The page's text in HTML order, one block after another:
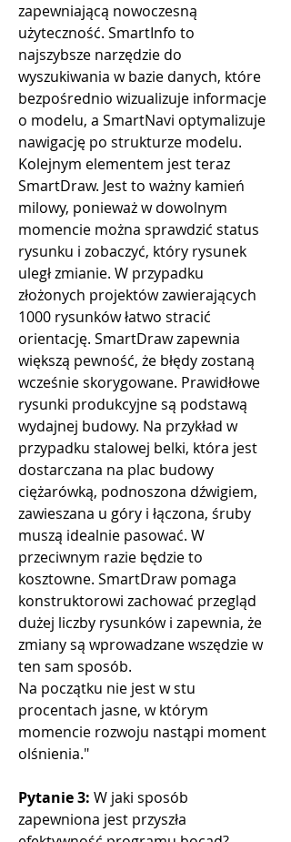
zapewniającą nowoczesną
użyteczność. SmartInfo to
najszybsze narzędzie do
wyszukiwania w bazie danych, które
bezpośrednio wizualizuje informacje
o modelu, a SmartNavi optymalizuje
nawigację po strukturze modelu.
Kolejnym elementem jest teraz
SmartDraw. Jest to ważny kamień
milowy, ponieważ w dowolnym
momencie można sprawdzić status
rysunku i zobaczyć, który rysunek
uległ zmianie. W przypadku
złożonych projektów zawierających
1000 rysunków łatwo stracić
orientację. SmartDraw zapewnia
większą pewność, że błędy zostaną
wcześnie skorygowane. Prawidłowe
rysunki produkcyjne są podstawą
wydajnej budowy. Na przykład w
przypadku stalowej belki, która jest
dostarczana na plac budowy
ciężarówką, podnoszona dźwigiem,
zawieszana u góry i łączona, śruby
muszą idealnie pasować. W
przeciwnym razie będzie to
kosztowne. SmartDraw pomaga
konstruktorowi zachować przegląd
dużej liczby rysunków i zapewnia, że
zmiany są wprowadzane wszędzie w
ten sam sposób.
Na początku nie jest w stu
procentach jasne, w którym
momencie rozwoju nastąpi moment
olśnienia."
Pytanie 3: W jaki sposób
zapewniona jest przyszła